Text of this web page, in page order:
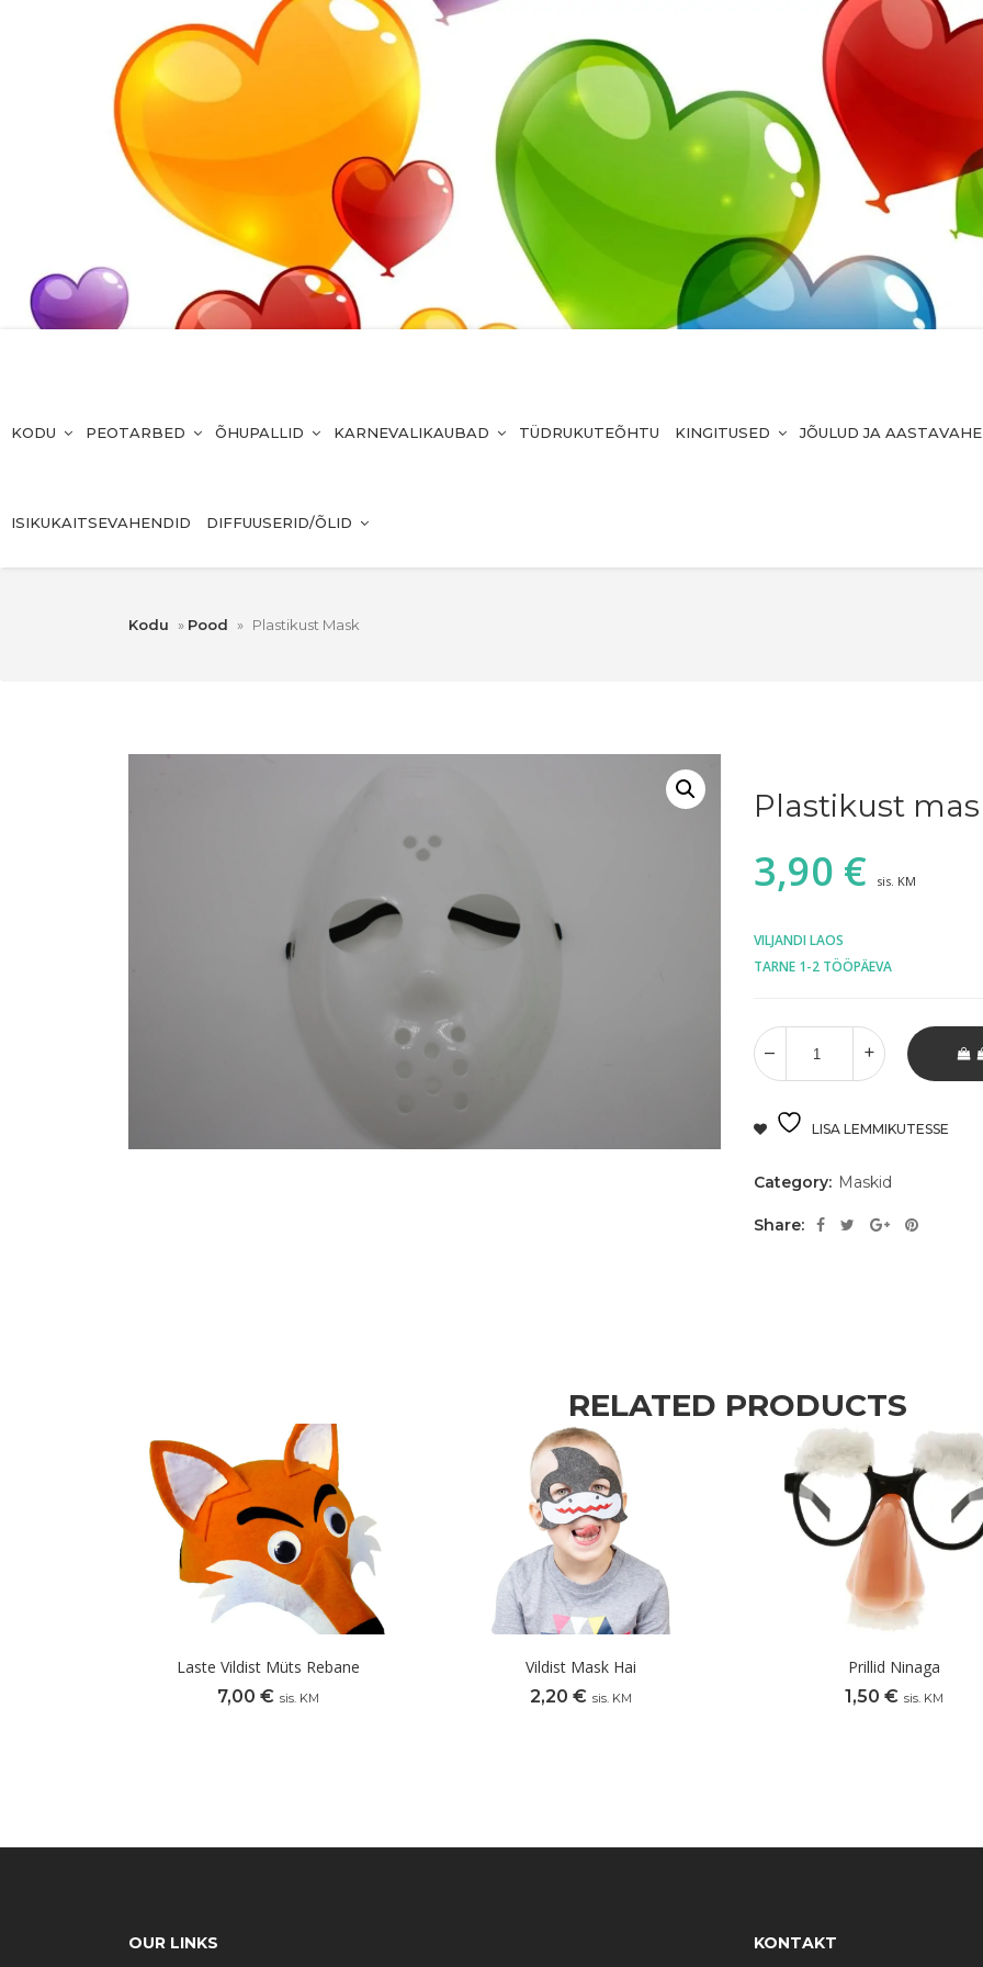
KODU PEOTARBED ÕHUPALLID KARNEVALIKAUBAD TÜDRUKUTEÕHTU KINGITUSED JÕULUD JA
ISIKUKAITSEVAHENDID DIFFUUSERID/ÕLID
Kodu » Pood » Plastikust Mask
Plastikust
3,90 € sis. KM
VILJANDI LAOS
TARNE 1-2 TÖÖPÄEVA
LISA LEMMIKUTESSE
Category: Maskid
Share:
RELATED PRODUCTS
Laste Vildist Müts Rebane
7,00 € sis. KM
Vildist Mask Hai
2,20 € sis. KM
Prillid Ninaga
1,50 € sis. KM
OUR LINKS KONTAKT